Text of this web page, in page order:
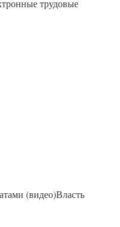
трудовые
(видео)Власть